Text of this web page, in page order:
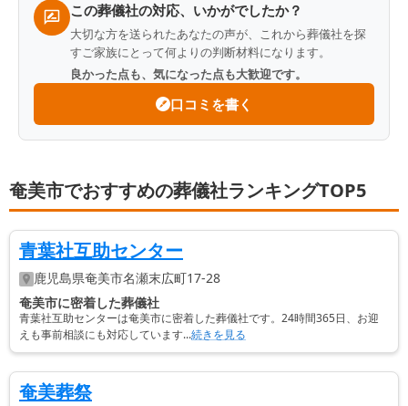
この葬儀社の対応、いかがでしたか？
大切な方を送られたあなたの声が、これから葬儀社を探
すご家族にとって何よりの判断材料になります。
良かった点も、気になった点も大歓迎です。
口コミを書く
奄美市でおすすめの葬儀社ランキングTOP5
青葉社互助センター
鹿児島県奄美市名瀬末広町17-28
奄美市に密着した葬儀社
青葉社互助センターは奄美市に密着した葬儀社です。24時間365日、お迎
えも事前相談にも対応しています...続きを見る
奄美葬祭